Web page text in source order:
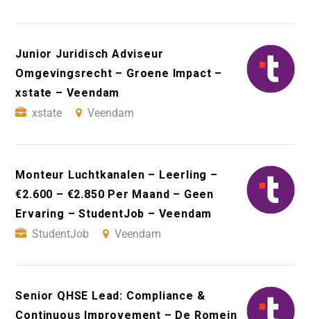
Junior Juridisch Adviseur
Omgevingsrecht – Groene Impact –
xstate – Veendam
xstate
Veendam
Monteur Luchtkanalen – Leerling –
€2.600 – €2.850 Per Maand – Geen
Ervaring – StudentJob – Veendam
StudentJob
Veendam
Senior QHSE Lead: Compliance &
Continuous Improvement – De Romein